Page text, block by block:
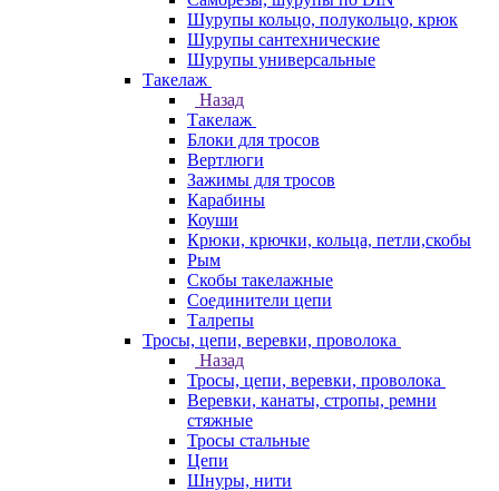
Шурупы кольцо, полукольцо, крюк
Шурупы сантехнические
Шурупы универсальные
Такелаж
Назад
Такелаж
Блоки для тросов
Вертлюги
Зажимы для тросов
Карабины
Коуши
Крюки, крючки, кольца, петли,скобы
Рым
Скобы такелажные
Соединители цепи
Талрепы
Тросы, цепи, веревки, проволока
Назад
Тросы, цепи, веревки, проволока
Веревки, канаты, стропы, ремни
стяжные
Тросы стальные
Цепи
Шнуры, нити